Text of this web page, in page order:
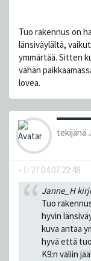
Tuo rakennus on
länsiväylältä,
ymmärtää. Sitten
vähän
lovea.
tekijänä
- 27.04.07 22:48
Janne_H
Tuo
hyvin
kuva antaa
hyvä että
K9:n väliin